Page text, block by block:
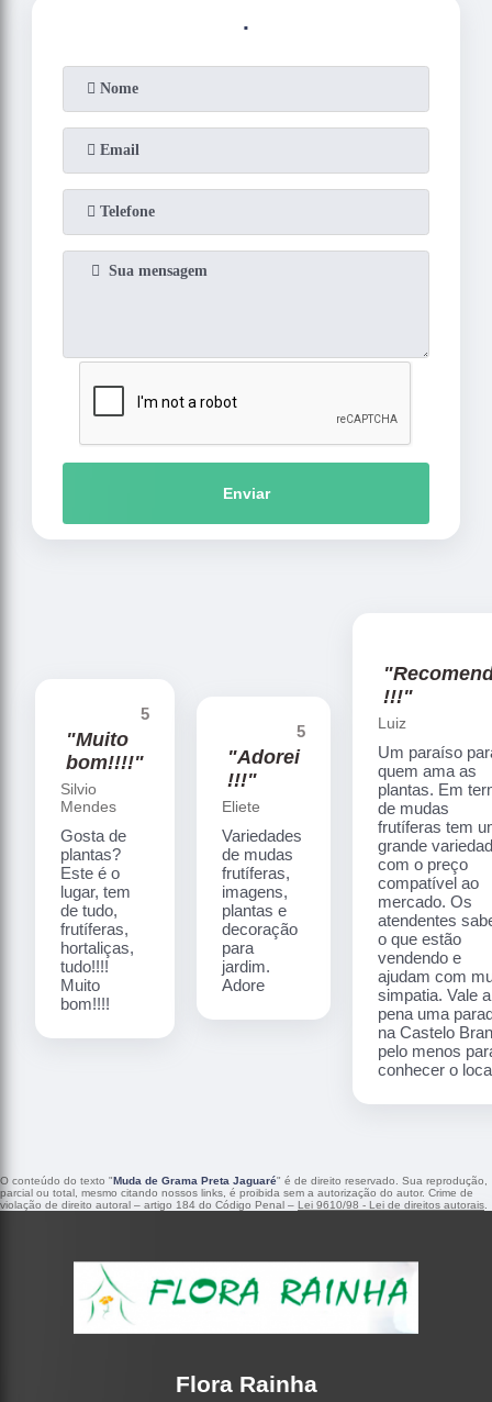
.
Enviar
5
"Muito
bom!!!!"
Silvio
Mendes
Gosta de
plantas?
Este é o
lugar, tem
de tudo,
frutíferas,
hortaliças,
tudo!!!!
Muito
bom!!!!
5
"Adorei
!!!"
Eliete
Variedades
de mudas
frutíferas,
imagens,
plantas e
decoração
para
jardim.
Adore
!!!"
Luiz
Um paraíso
quem ama as
plantas. Em
de mudas
frutíferas tem
grande
com o preço
compatível ao
mercado. Os
atendentes
o que estão
vendendo e
ajudam com
simpatia. Vale a
pena uma
na Castelo
pelo menos
conhecer o
O conteúdo do texto "Muda de Grama Preta Jaguaré" é de direito reservado. Sua reprodução,
parcial ou total, mesmo citando nossos links, é proibida sem a autorização do autor. Crime de
violação de direito autoral – artigo 184 do Código Penal – Lei 9610/98 - Lei de direitos autorais
Flora Rainha